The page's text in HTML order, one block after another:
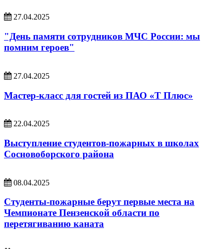
27.04.2025
"День памяти сотрудников МЧС России: мы
помним героев"
27.04.2025
Мастер-класс для гостей из ПАО «Т Плюс»
22.04.2025
Выступление студентов-пожарных в школах
Сосновоборского района
08.04.2025
Студенты-пожарные берут первые места на
Чемпионате Пензенской области по
перетягиванию каната